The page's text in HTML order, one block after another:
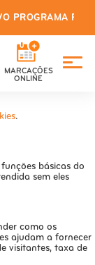
de
analíticos e
.
básicas do
sem eles
como os
ajudam a fornecer
visitantes, taxa de
PROGRAMA
MARCAÇÕES
ONLINE